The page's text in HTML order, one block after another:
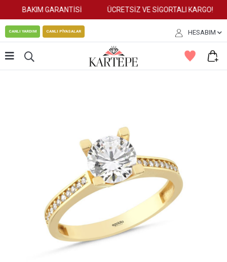
BAKIM GARANTİSİ ÜCRETSİZ VE SİGORTALI KARGO!
CANLI YARDIM CANLI PİYASALAR HESABIM